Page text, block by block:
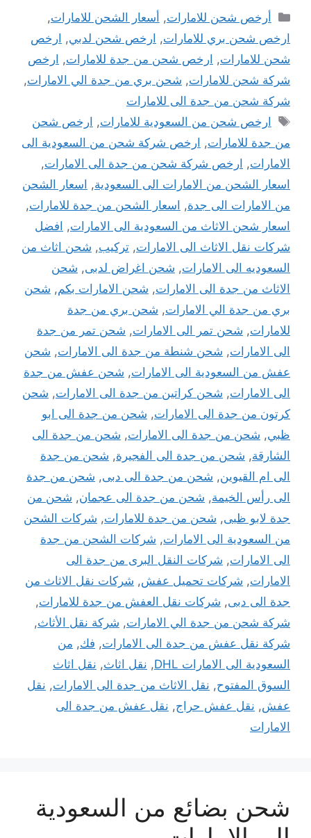
التصنيفات
أرخص شحن للامارات, أسعار الشحن للامارات,
ارخص شحن بري للامارات, ارخص شحن لدبي, ارخص
شحن للامارات, ارخص شحن من جدة للامارات, ارخص
شركة شحن للامارات, شحن بري من جدة الي الامارات,
شركة شحن من جدة الى للامارات
الوسوم
ارخص شحن من السعودية للامارات, ارخص شحن
من جدة للامارات, ارخص شركة شحن من السعودية الى
الامارات, ارخص شركة شحن من جدة الى الامارات,
اسعار الشحن من الامارات الى السعودية, اسعار الشحن
من الامارات الى جدة, اسعار الشحن من جدة للامارات,
اسعار شحن الاثاث من السعودية الى الامارات, افضل
شركات نقل الاثاث الى الامارات, تركيب, شحن اثاث من
السعوديه الى الامارات, شحن اغراض لدبى, شحن
الاثاث من جدة الى الامارات, شحن الامارات بكم, شحن
بري من جدة الي الامارات, شحن بري من جدة
للامارات, شحن تمر الى الامارات, شحن تمر من جدة
الى الامارات, شحن شنطة من جدة الى الامارات, شحن
عفش من السعودية الى الامارات, شحن عفش من جدة
الى الامارات, شحن كراتين من جدة الى الامارات, شحن
كرتون من جدة الى الامارات, شحن من جدة الى ابو
ظبي, شحن من جدة الى الامارات, شحن من جدة الى
الشارقة, شحن من جدة الى الفجيرة, شحن من جدة
الى ام القيوين, شحن من جدة الى دبى, شحن من جدة
الى رأس الخيمة, شحن من جدة الى عجمان, شحن من
جدة لابو ظبى, شحن من جدة للامارات, شركات الشحن
من السعودية الى الامارات, شركات الشحن من جدة
الى الامارات, شركات النقل البرى من جدة الى
الامارات, شركات تحميل عفش, شركات نقل الاثاث من
جدة الى دبى, شركات نقل العفش من جدة للامارات,
شركة شحن من جدة الي الامارات, شركة نقل الأثاث,
شركة نقل عفش من جدة الى الامارات, فك, من
السعودية الى الامارات DHL
, نقل اثاث, نقل اثاث
السوق المفتوح, نقل الاثاث من جدة الى الامارات, نقل
عفش, نقل عفش حراج, نقل عفش من جدة الى
الامارات
شحن بضائع من السعودية